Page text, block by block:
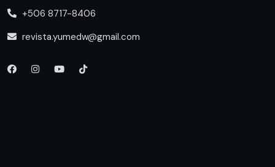
+506 8717-8406
revista.yumedw@gmail.com